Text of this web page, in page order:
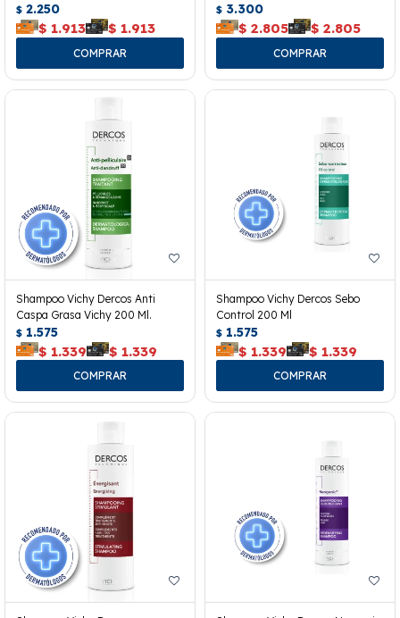
$ 2.250
$ 1.913 $ 1.913
$ 3.300
$ 2.805 $ 2.805
Shampoo Vichy Dercos Anti
Caspa Grasa Vichy 200 Ml.
$ 1.575
$ 1.339 $ 1.339
Shampoo Vichy Dercos Sebo
Control 200 Ml
$ 1.575
$ 1.339 $ 1.339